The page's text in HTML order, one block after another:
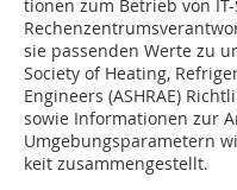
tionen zum Betrieb von
sie passenden Werte zu
Society of Heating,
Engineers (ASHRAE)
sowie Infor­ma­tionen zur
Umgebungsparametern
keit zusammengestellt.